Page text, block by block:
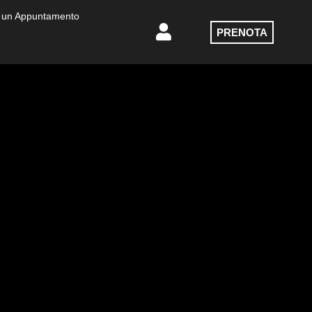
Appuntamento
PRENOTA